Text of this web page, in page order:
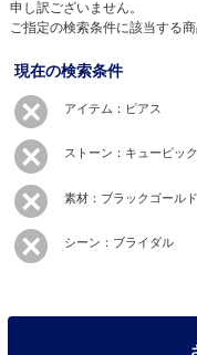
申し訳ございません。
ご指定の検索条件に該当する
現在の検索条件
アイテム：ピアス
ストーン：キュービッ
素材：ブラックゴールド
シーン：ブライダル